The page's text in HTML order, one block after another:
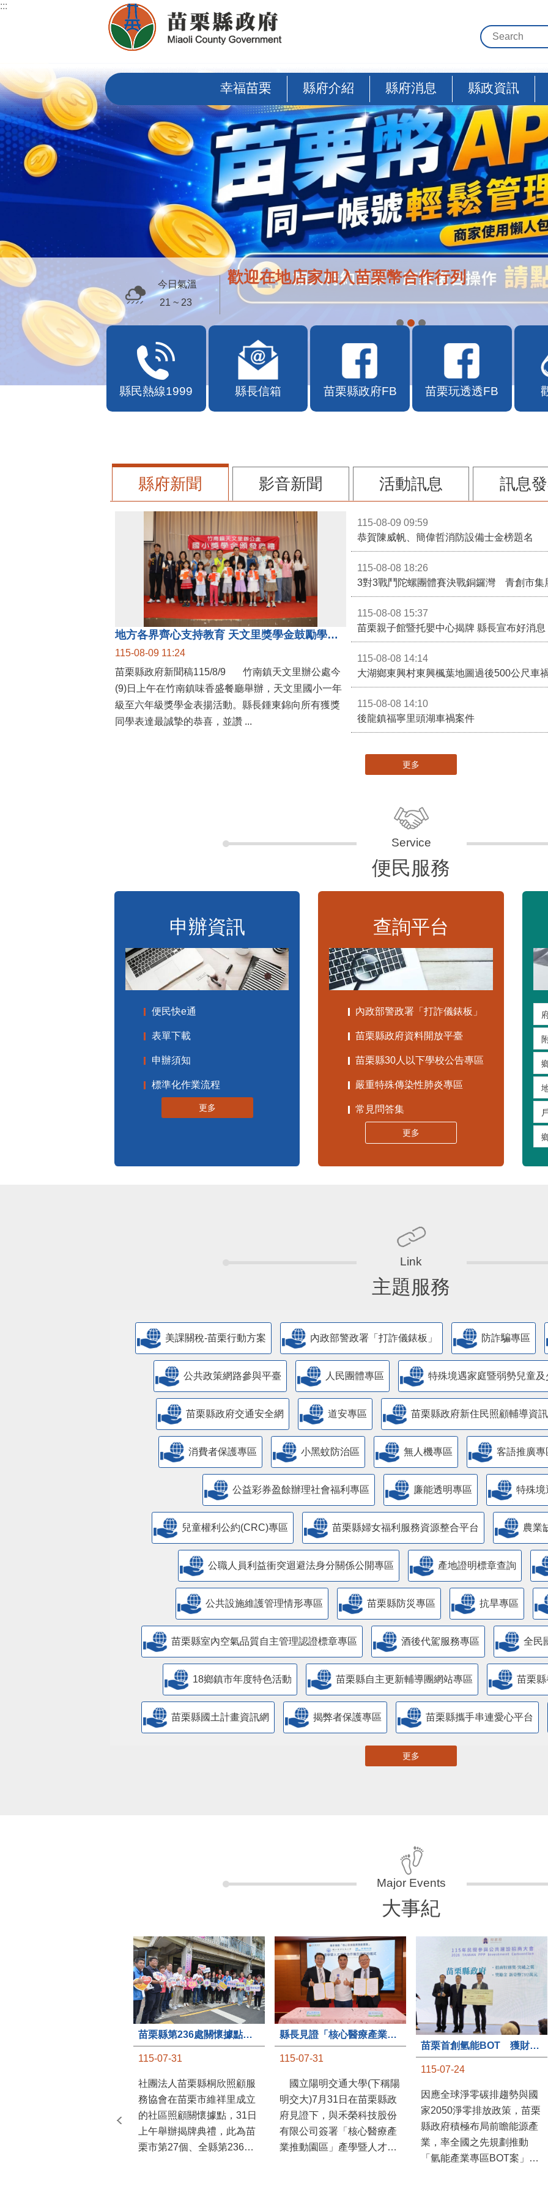
跳到主要內容區塊
:::
幸福苗栗 縣府介紹 縣府消息 縣政資訊
歡迎在地店家加入苗栗幣合作行列
今日氣溫
21 ~ 23
縣民熱線1999 縣長信箱 苗栗縣政府FB 苗栗玩透透FB
縣府新聞 影音新聞 活動訊息 訊息
地方各界齊心支持教育 天文里獎學金鼓勵學童勇敢追夢
115-08-09 11:24
苗栗縣政府新聞稿115/8/9 竹南鎮天文里辦公處今
(9)日上午在竹南鎮味香盛餐廳舉辦，天文里國小一年
級至六年級獎學金表揚活動。縣長鍾東錦向所有獲獎
同學表達最誠摯的恭喜，並讚 ...
115-08-09 09:59
恭賀陳威帆、簡偉哲消防設備士金榜題名
115-08-08 18:26
3對3戰鬥陀螺團體賽決戰銅鑼灣 青創市集
115-08-08 15:37
苗栗親子館暨托嬰中心揭牌 縣長宣布好消
115-08-08 14:14
大湖鄉東興村東興楓葉地圖過後500公尺車
115-08-08 14:10
後龍鎮福寧里頭湖車禍案件
更多
便民服務
申辦資訊
便民快e通
表單下載
申辦須知
標準化作業流程
更多
查詢平台
內政部警政署「打詐儀錶板」
苗栗縣政府資料開放平臺
苗栗縣30人以下學校公告專區
嚴重特殊傳染性肺炎專區
常見問答集
更多
主題服務
美課關稅-苗栗行動方案 內政部警政署「打詐儀錶板」 防詐騙專區
公共政策網路參與平臺 人民團體專區 特殊境遇家庭暨弱勢兒童
苗栗縣政府交通安全網 道安專區 苗栗縣政府新住民照顧輔導資
消費者保護專區 小黑蚊防治區 無人機專區 客語推廣專
公益彩券盈餘辦理社會福利專區 廉能透明專區 特殊境
兒童權利公約(CRC)專區 苗栗縣婦女福利服務資源整合平台 農業
公職人員利益衝突迴避法身分關係公開專區 產地證明標章查詢
​公共設施維護管理情形專區 苗栗縣防災專區 抗旱專區
苗栗縣室內空氣品質自主管理認證標章專區 酒後代駕服務專區 全民
18鄉鎮市年度特色活動 苗栗縣自主更新輔導團網站專區 苗栗
苗栗縣國土計畫資訊網 揭弊者保護專區 苗栗縣攜手串連愛心平台
更多
大事紀
苗栗縣第236處關懷據點在苗栗市維祥里揭牌
115-07-31
社團法人苗栗縣桐欣照顧服
務協會在苗栗市維祥里成立
的社區照顧關懷據點，31日
上午舉辦揭牌典禮，此為苗
栗市第27個、全縣第236處
縣長見證「核心醫療產業推動園區」產學合作簽約儀式
115-07-31
國立陽明交通大學(下稱陽
明交大)7月31日在苗栗縣政
府見證下，與禾榮科技股份
有限公司簽署「核心醫療產
業推動園區」產學暨人才培
苗栗首創氫能BOT 獲財政部「突破之翼」肯定
115-07-24
因應全球淨零碳排趨勢與國
家2050淨零排放政策，苗栗
縣政府積極布局前瞻能源產
業，率全國之先規劃推動
「氫能產業專區BOT案」，